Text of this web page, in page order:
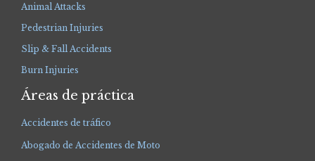
Animal Attacks
Pedestrian Injuries
Slip & Fall Accidents
Burn Injuries
Áreas de práctica
Accidentes de tráfico
Abogado de Accidentes de Moto